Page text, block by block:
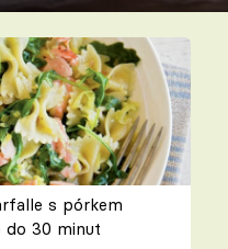
s pórkem
do 30 minut